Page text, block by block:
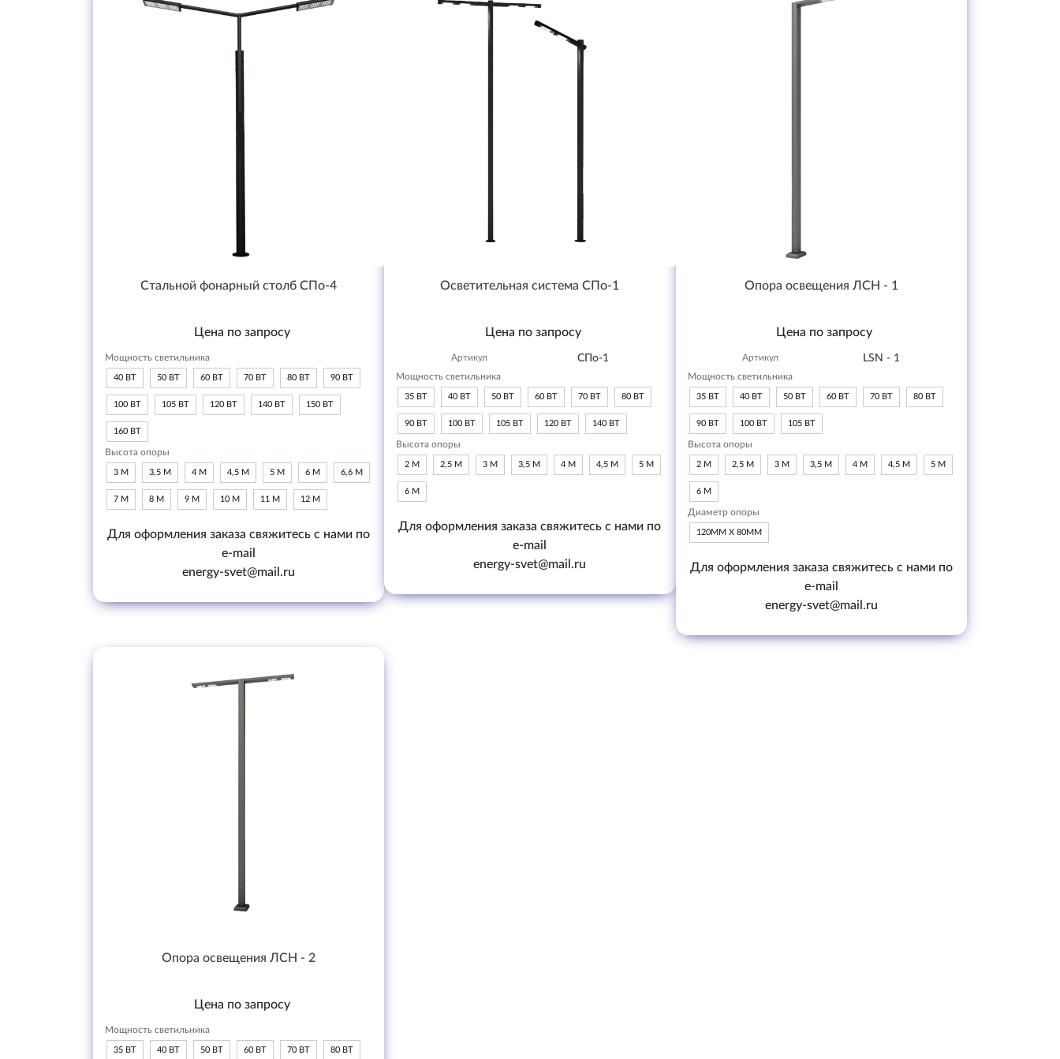
Стальной фонарный столб СПо-4
Цена по запросу
Мощность светильника
40 ВТ 50 ВТ 60 ВТ 70 ВТ 80 ВТ 90 ВТ
100 ВТ 105 ВТ 120 ВТ 140 ВТ 150 ВТ
160 ВТ
Высота опоры
3 М 3,5 М 4 М 4,5 М 5 М 6 М 6,6 М
7 М 8 М 9 М 10 М 11 М 12 М
Для оформления заказа свяжитесь с нами по
e-mail
energy-svet@mail.ru
Осветительная система СПо-1
Цена по запросу
Артикул СПо-1
Мощность светильника
35 ВТ 40 ВТ 50 ВТ 60 ВТ 70 ВТ 80 ВТ
90 ВТ 100 ВТ 105 ВТ 120 ВТ 140 ВТ
Высота опоры
2 М 2,5 М 3 М 3,5 М 4 М 4,5 М 5 М
6 М
Для оформления заказа свяжитесь с нами по
e-mail
energy-svet@mail.ru
Опора освещения ЛСН - 1
Цена по запросу
Артикул LSN - 1
Мощность светильника
35 ВТ 40 ВТ 50 ВТ 60 ВТ 70 ВТ 80 ВТ
90 ВТ 100 ВТ 105 ВТ
Высота опоры
2 М 2,5 М 3 М 3,5 М 4 М 4,5 М 5 М
6 М
Диаметр опоры
120ММ Х 80ММ
Для оформления заказа свяжитесь с нами по
e-mail
energy-svet@mail.ru
Опора освещения ЛСН - 2
Цена по запросу
Мощность светильника
35 ВТ 40 ВТ 50 ВТ 60 ВТ 70 ВТ 80 ВТ